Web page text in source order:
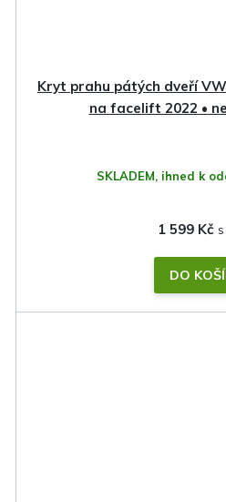
Kryt prahu pátých dveří
na facelift 2022 •
SKLADEM, ihned k
1 599 Kč
DO